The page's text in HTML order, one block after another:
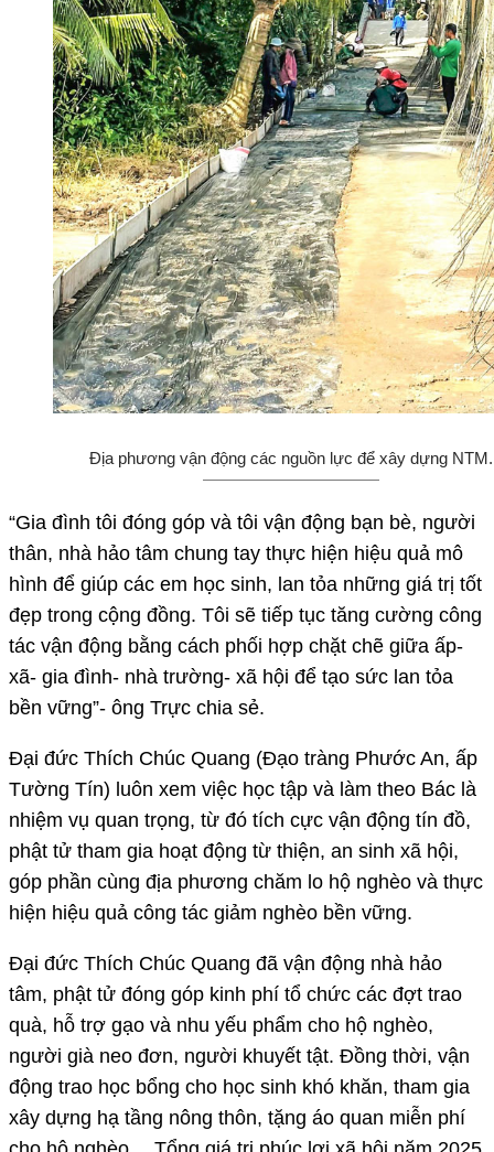
Địa phương vận động các nguồn lực để xây dựng NTM.
“Gia đình tôi đóng góp và tôi vận động bạn bè, người
thân, nhà hảo tâm chung tay thực hiện hiệu quả mô
hình để giúp các em học sinh, lan tỏa những giá trị tốt
đẹp trong cộng đồng. Tôi sẽ tiếp tục tăng cường công
tác vận động bằng cách phối hợp chặt chẽ giữa ấp-
xã- gia đình- nhà trường- xã hội để tạo sức lan tỏa
bền vững”- ông Trực chia sẻ.
Đại đức Thích Chúc Quang (Đạo tràng Phước An, ấp
Tường Tín) luôn xem việc học tập và làm theo Bác là
nhiệm vụ quan trọng, từ đó tích cực vận động tín đồ,
phật tử tham gia hoạt động từ thiện, an sinh xã hội,
góp phần cùng địa phương chăm lo hộ nghèo và thực
hiện hiệu quả công tác giảm nghèo bền vững.
Đại đức Thích Chúc Quang đã vận động nhà hảo
tâm, phật tử đóng góp kinh phí tổ chức các đợt trao
quà, hỗ trợ gạo và nhu yếu phẩm cho hộ nghèo,
người già neo đơn, người khuyết tật. Đồng thời, vận
động trao học bổng cho học sinh khó khăn, tham gia
xây dựng hạ tầng nông thôn, tặng áo quan miễn phí